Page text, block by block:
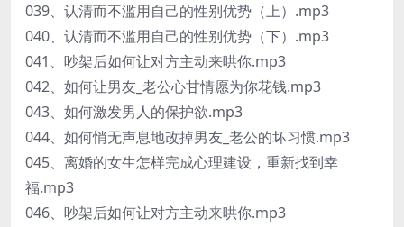
039、认清而不滥用自己的性别优势（上）.mp3
040、认清而不滥用自己的性别优势（下）.mp3
041、吵架后如何让对方主动来哄你.mp3
042、如何让男友_老公心甘情愿为你花钱.mp3
043、如何激发男人的保护欲.mp3
044、如何悄无声息地改掉男友_老公的坏习惯.mp3
045、离婚的女生怎样完成心理建设，重新找到幸
福.mp3
046、吵架后如何让对方主动来哄你.mp3